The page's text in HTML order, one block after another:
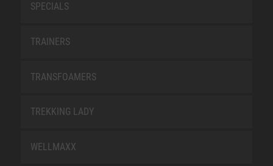
SPECIALS
TRAINERS
TRANSFOAMERS
TREKKING LADY
WELLMAXX